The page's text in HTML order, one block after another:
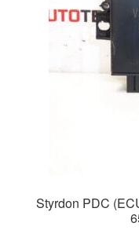
Reklamationsprocedur
Villkor
Styrdon PDC